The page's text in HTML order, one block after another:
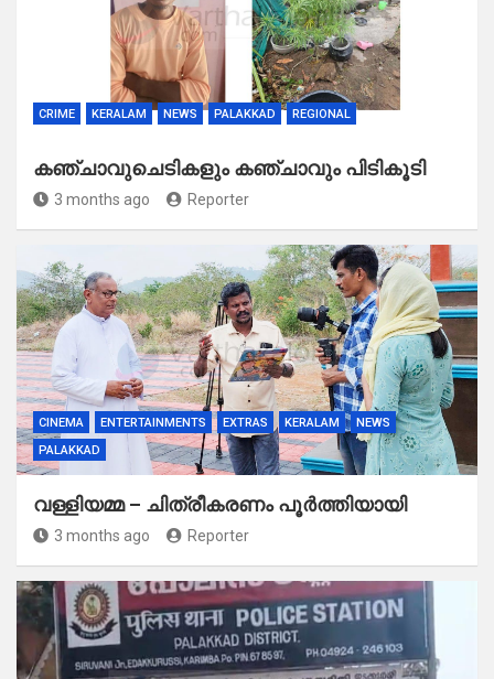
CRIME KERALAM NEWS PALAKKAD REGIONAL
കഞ്ചാവുചെടികളും കഞ്ചാവും പിടികൂടി
3 months ago Reporter
CINEMA ENTERTAINMENTS EXTRAS KERALAM
NEWS
PALAKKAD
വള്ളിയമ്മ – ചിത്രീകരണം പൂർത്തിയായി
3 months ago Reporter